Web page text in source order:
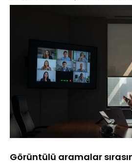
Görüntülü aramalar